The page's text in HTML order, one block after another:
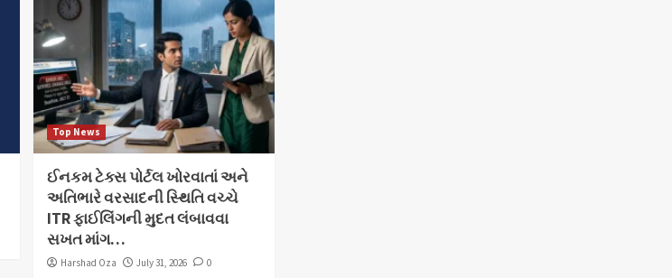
Top News
ઈનકમ ટેક્સ પોર્ટલ ખોરવાતાં અને
અતિભારે વરસાદની સ્થિતિ વચ્ચે
ITR ફાઈલિંગની મુદત લંબાવવા
સખત માંગ…
Harshad Oza July 31, 2026 0